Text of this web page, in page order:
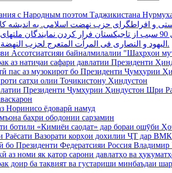
с Народным поэтом Таджикистана
و افراطگرای حزب نهضت اسلامی. به اندیشه
اليهود و النصارى فى المرآت المتعرج لحزب النهضة الأسلامى الإر هابى.
Ассотсиатсияи байналмилалии "Шаҳрҳои
аз натиҷаи сафари давлатии Президенти
пас аз музокирот бо Президенти Ҷумҳурии
сатҳи олии Тоҷикистону Ҳиндустон
Президенти Ҷумҳурии Ҳиндустон Шри
Норинисо ёдоварӣ намуд
баҳри ободонии сарзамин
ботили «Кимиёи саодат» дар бораи ошӯби
Раёсати Вазорати корҳои дохилии ҶТ дар
бо Президенти Федератсияи Россия
аз номи як қатор сарони давлатҳо ва
доир ба тақвият ва густариши минбаъдаи